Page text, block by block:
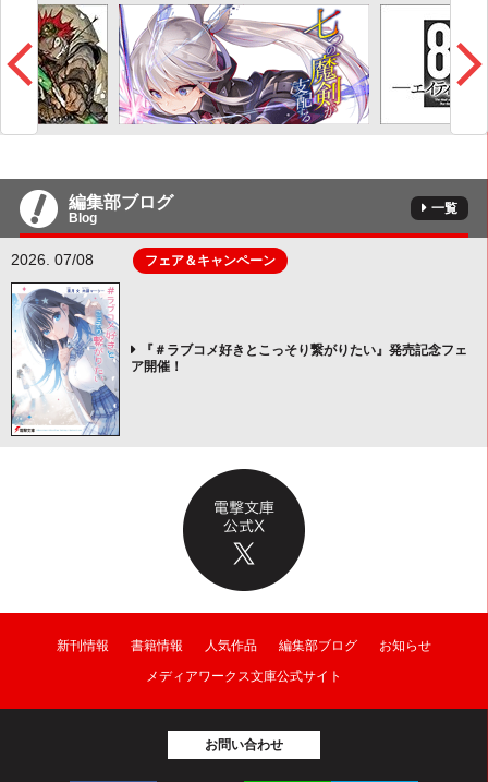
編集部ブログ
Blog
一覧
2026. 07/08 フェア＆キャンペーン
『＃ラブコメ好きとこっそり繋がりたい』発売記念フェ
ア開催！
新刊情報 書籍情報 人気作品 編集部ブログ
お知らせ
メディアワークス文庫公式サイト
お問い合わせ